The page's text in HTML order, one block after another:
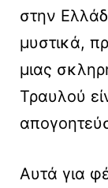
στην
μυστικά,
μιας
Τραυλού
Αυτά για